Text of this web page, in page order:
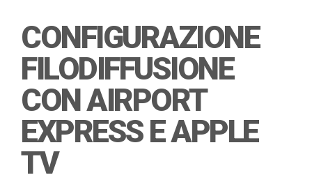
CONFIGURAZIONE
FILODIFFUSIONE
CON AIRPORT
EXPRESS E APPLE
TV